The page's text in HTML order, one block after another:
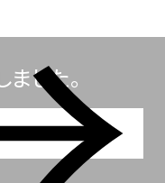
＆採用情報
した。